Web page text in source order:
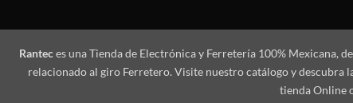
Ranteces una Tienda de Electrónica y Ferretería 100% Mexicana,
relacionado al giro Ferretero. Visite nuestro catálogo y descubra
tienda Online